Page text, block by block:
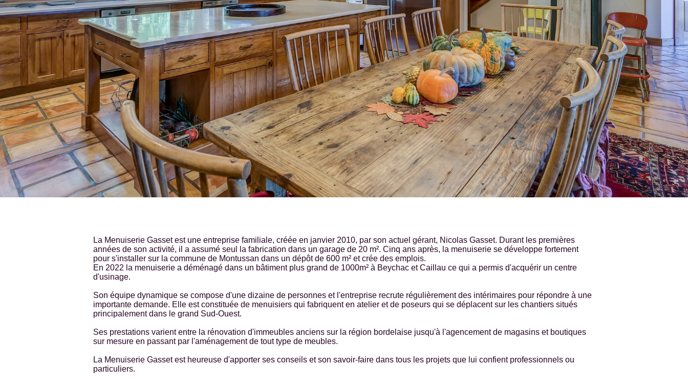
La Menuiserie Gasset est une entreprise familiale, créée en janvier 2010, par son actuel gérant, Nicolas Gasset. Durant les premières
années de son activité, il a assumé seul la fabrication dans un garage de 20 m². Cinq ans après, la menuiserie se développe fortement
pour s'installer sur la commune de Montussan dans un dépôt de 600 m² et crée des emplois.
En 2022 la menuiserie a déménagé dans un bâtiment plus grand de 1000m² à Beychac et Caillau ce qui a permis d'acquérir un centre
d'usinage.
Son équipe dynamique se compose d'une dizaine de personnes et l'entreprise recrute régulièrement des intérimaires pour répondre à une
importante demande. Elle est constituée de menuisiers qui fabriquent en atelier et de poseurs qui se déplacent sur les chantiers situés
principalement dans le grand Sud-Ouest.
Ses prestations varient entre la rénovation d'immeubles anciens sur la région bordelaise jusqu'à l'agencement de magasins et boutiques
sur mesure en passant par l'aménagement de tout type de meubles.
La Menuiserie Gasset est heureuse d'apporter ses conseils et son savoir-faire dans tous les projets que lui confient professionnels ou
particuliers.